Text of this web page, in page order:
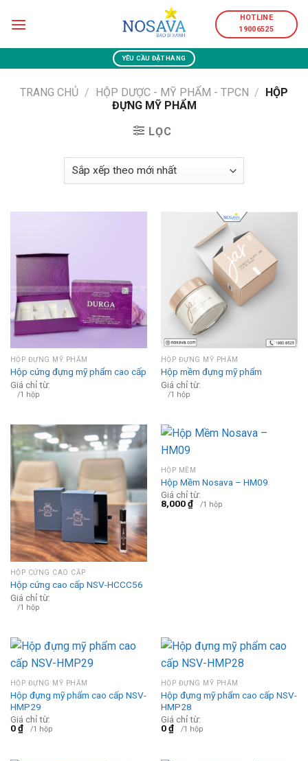
HOTLINE
19006525
YÊU CẦU ĐẶT HÀNG
TRANG CHỦ / HỘP DƯỢC - MỸ PHẨM - TPCN / HỘP
ĐỰNG MỸ PHẨM
LỌC
HỘP ĐỰNG MỸ PHẨM
Hộp cứng đựng mỹ phẩm cao cấp
Giá chỉ từ:
/1 hộp
HỘP ĐỰNG MỸ PHẨM
Hộp mềm đựng mỹ phẩm
Giá chỉ từ:
/1 hộp
HỘP CỨNG CAO CẤP
Hộp cứng cao cấp NSV-HCCC56
Giá chỉ từ:
/1 hộp
HỘP MỀM
Hộp Mềm Nosava – HM09
Giá chỉ từ:
8,000₫ /1 hộp
HỘP ĐỰNG MỸ PHẨM
Hộp đựng mỹ phẩm cao cấp NSV-
HMP29
Giá chỉ từ:
0₫ /1 hộp
HỘP ĐỰNG MỸ PHẨM
Hộp đựng mỹ phẩm cao cấp NSV-
HMP28
Giá chỉ từ:
0₫ /1 hộp